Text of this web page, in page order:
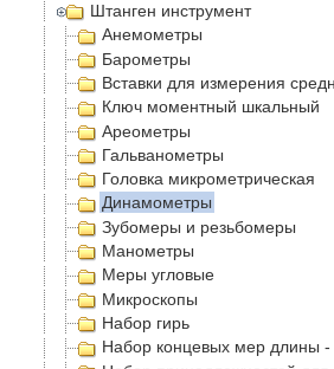
Штанген инструмент
Анемометры
Барометры
Вставки для измерения
Ключ моментный шкальный
Ареометры
Гальванометры
Головка микрометрическая
Динамометры
Зубомеры и резьбомеры
Манометры
Меры угловые
Микроскопы
Набор гирь
Набор концевых мер длины